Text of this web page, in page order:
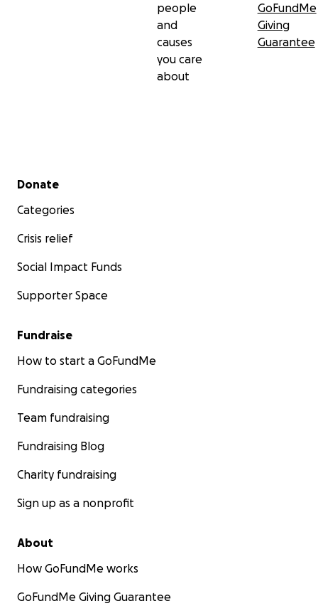
people
and
causes
you care
about
GoFundMe
Giving
Guarantee
Secondary menu
Donate
Categories
Crisis relief
Social Impact Funds
Supporter Space
Fundraise
How to start a GoFundMe
Fundraising categories
Team fundraising
Fundraising Blog
Charity fundraising
Sign up as a nonprofit
About
How GoFundMe works
GoFundMe Giving Guarantee